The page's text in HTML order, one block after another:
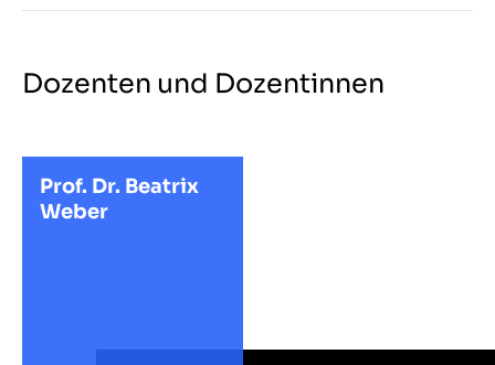
Dozenten und Dozentinnen
Prof. Dr. Beatrix
Weber